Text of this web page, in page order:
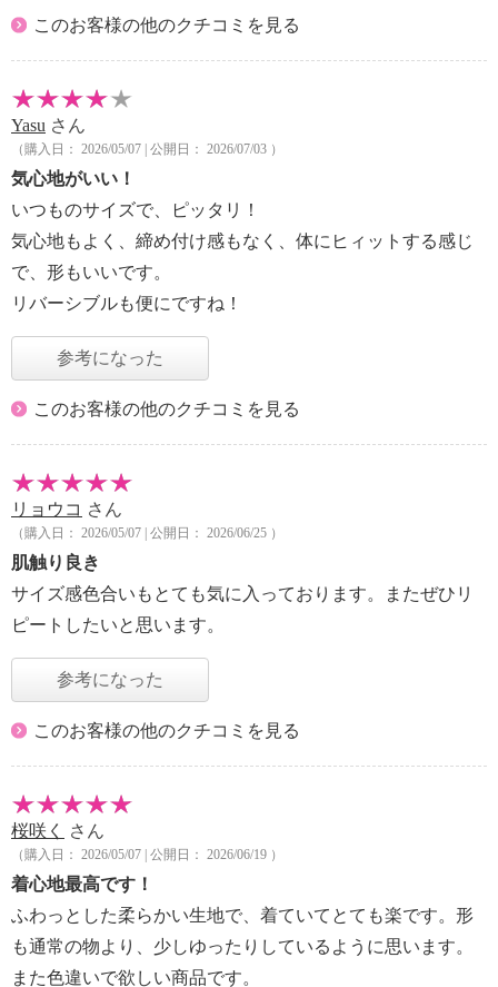
このお客様の他のクチコミを見る
Yasu さん
（購入日： 2026/05/07 | 公開日： 2026/07/03 ）
気心地がいい！
いつものサイズで、ピッタリ！
気心地もよく、締め付け感もなく、体にヒィットする感じ
で、形もいいです。
リバーシブルも便にですね！
参考になった
このお客様の他のクチコミを見る
リョウコ さん
（購入日： 2026/05/07 | 公開日： 2026/06/25 ）
肌触り良き
サイズ感色合いもとても気に入っております。またぜひリ
ピートしたいと思います。
参考になった
このお客様の他のクチコミを見る
桜咲く さん
（購入日： 2026/05/07 | 公開日： 2026/06/19 ）
着心地最高です！
ふわっとした柔らかい生地で、着ていてとても楽です。形
も通常の物より、少しゆったりしているように思います。
また色違いで欲しい商品です。